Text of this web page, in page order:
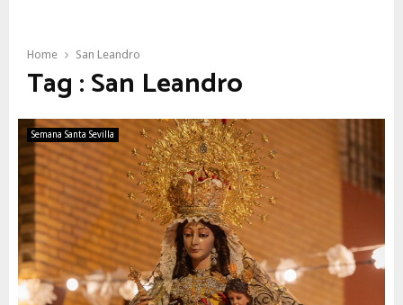
Home San Leandro
Tag : San Leandro
Semana Santa Sevilla